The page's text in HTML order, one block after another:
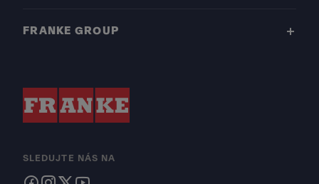
FRANKE GROUP
SLEDUJTE NÁS NA